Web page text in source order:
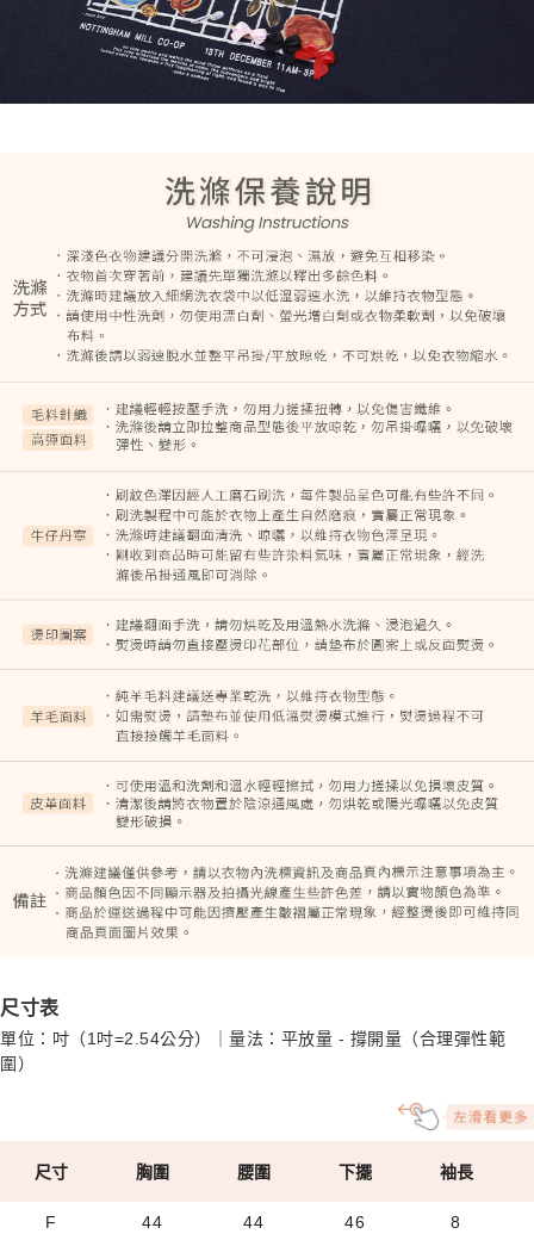
尺寸表
單位：吋（1吋=2.54公分）｜量法：平放量 - 撐開量（合理彈性範
圍）
尺寸 胸圍 腰圍 下擺 袖長
F 44 44 46 8